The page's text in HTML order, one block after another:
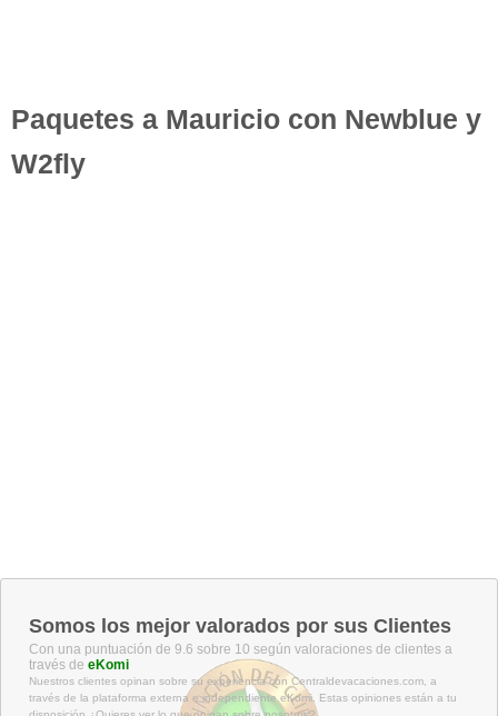
Paquetes a Mauricio con Newblue y
W2fly
Somos los mejor valorados por sus Clientes
Con una puntuación de 9.6 sobre 10 según valoraciones de clientes a
través de eKomi
Nuestros clientes opinan sobre su experiencia con Centraldevacaciones.com, a
través de la plataforma externa e independiente eKomi. Estas opiniones están a tu